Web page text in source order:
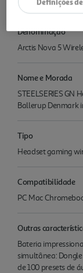
Características
Denominação
Arctis Nova 5
Nome e Morada
STEELSERIES GN
Ballerup Denmark
Tipo
Headset gaming
Compatibilidade
PC Mac
Outras
Bateria
simultânea:
de 100 presets de